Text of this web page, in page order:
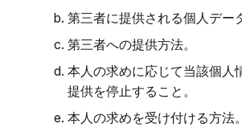
第三者に提供される個人デー
第三者への提供方法。
本人の求めに応じて当該個人
提供を停止すること。
本人の求めを受け付ける方法。